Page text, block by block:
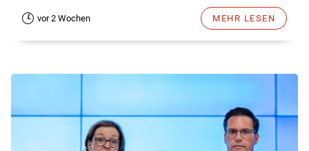
vor 2 Wochen MEHR LESEN